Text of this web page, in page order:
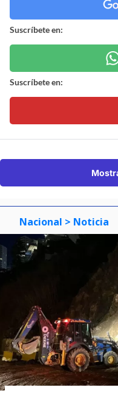
Suscríbete en:
Suscríbete en:
Nacional > Noticia